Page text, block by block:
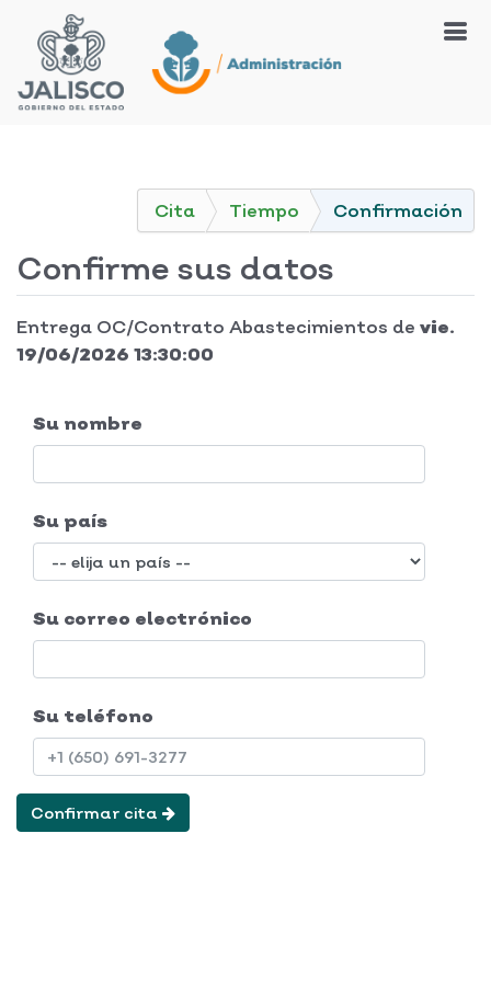
Cita Tiempo Confirmación
Confirme sus datos
Entrega OC/Contrato Abastecimientos de vie.
19/06/2026 13:30:00
Su nombre
Su país
Su correo electrónico
Su teléfono
Confirmar cita